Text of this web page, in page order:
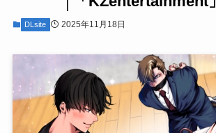
DLsite 2025年11月18日